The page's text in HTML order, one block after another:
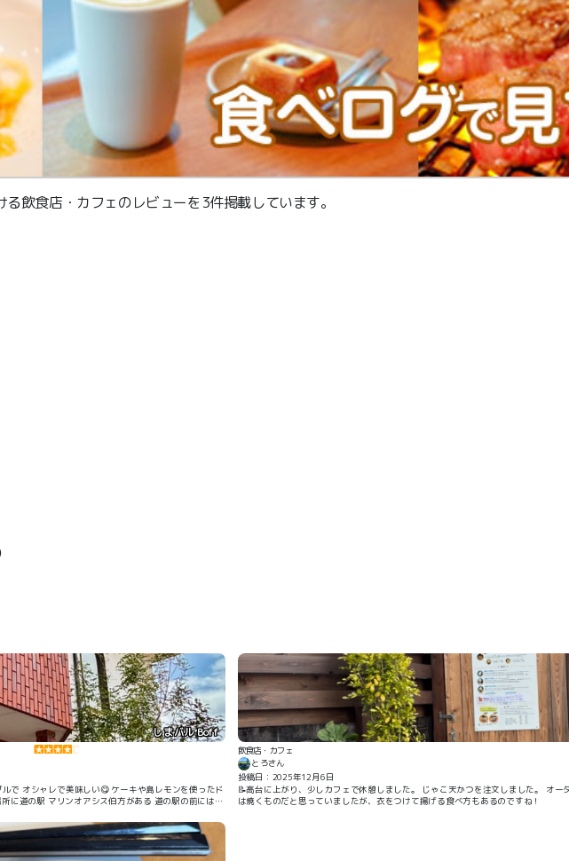
飲食店・カフェのレビューを3件掲載しています。
しまバル Boff
飲食店・カフェ
とろさん
投稿日：2025年12月6日
📝高台に上がり、少しカフェで休憩しました。 じゃこ天かつを注文しました。 オ
は焼くものだと思っていましたが、衣をつけて揚げる食べ方もあるのですね！